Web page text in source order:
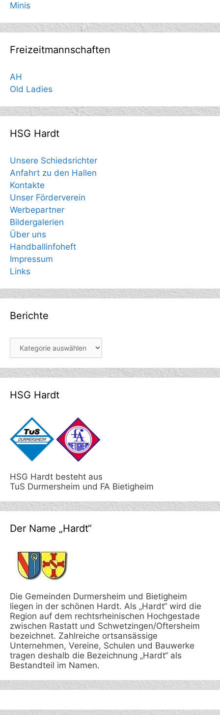
Minis
Freizeitmannschaften
AH
Old Ladies
HSG Hardt
Unsere Schiedsrichter
Anfahrt zu den Hallen
Kontakte
Unser Förderverein
Werbepartner
Bildergalerien
Über uns
Handballinfoheft
Impressum
Links
Berichte
HSG Hardt
HSG Hardt besteht aus
TuS Durmersheim und FA Bietigheim
Der Name „Hardt“
Die Gemeinden Durmersheim und Bietigheim
liegen in der schönen Hardt. Als „Hardt“ wird die
Region auf dem rechtsrheinischen Hochgestade
zwischen Rastatt und Schwetzingen/Oftersheim
bezeichnet. Zahlreiche ortsansässige
Unternehmen, Vereine, Schulen und Bauwerke
tragen deshalb die Bezeichnung „Hardt“ als
Bestandteil im Namen.